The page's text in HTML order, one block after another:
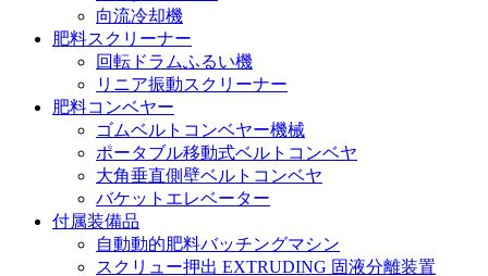
向流冷却機
肥料スクリーナー
回転ドラムふるい機
リニア振動スクリーナー
肥料コンベヤー
ゴムベルトコンベヤー機械
ポータブル移動式ベルトコンベヤ
大角垂直側壁ベルトコンベヤ
バケットエレベーター
付属装備品
自動動的肥料バッチングマシン
スクリュー押出 EXTRUDING 固液分離装置